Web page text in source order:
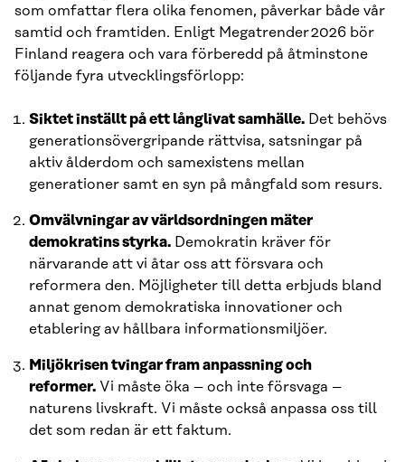
som omfattar flera olika fenomen, påverkar både vår
samtid och framtiden. Enligt Megatrender 2026 bör
Finland reagera och vara förberedd på åtminstone
följande fyra utvecklingsförlopp:
Siktet inställt på ett långlivat samhälle. Det behövs
generationsövergripande rättvisa, satsningar på
aktiv ålderdom och samexistens mellan
generationer samt en syn på mångfald som resurs.
Omvälvningar av världsordningen mäter
demokratins styrka. Demokratin kräver för
närvarande att vi åtar oss att försvara och
reformera den. Möjligheter till detta erbjuds bland
annat genom demokratiska innovationer och
etablering av hållbara informationsmiljöer.
Miljökrisen tvingar fram anpassning och
reformer. Vi måste öka – och inte försvaga –
naturens livskraft. Vi måste också anpassa oss till
det som redan är ett faktum.